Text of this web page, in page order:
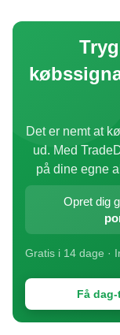
Det er nemt at
ud. Med
på dine egne
Opret dig
Gratis i 14 dage ·
Få